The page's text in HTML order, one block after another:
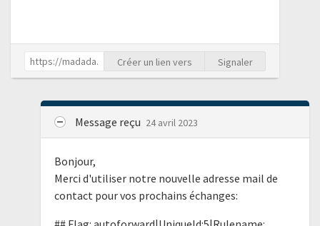
Créer un lien vers Signaler
Message reçu 24 avril 2023
Bonjour,
Merci d'utiliser notre nouvelle adresse mail de
contact pour vos prochains échanges: